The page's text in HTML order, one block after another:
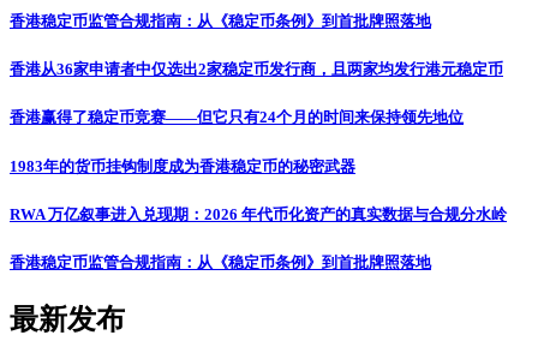
香港稳定币监管合规指南：从《稳定币条例》到首批牌照落地
香港从36家申请者中仅选出2家稳定币发行商，且两家均发行港元稳定币
香港赢得了稳定币竞赛——但它只有24个月的时间来保持领先地位
1983年的货币挂钩制度成为香港稳定币的秘密武器
RWA 万亿叙事进入兑现期：2026 年代币化资产的真实数据与合规分水岭
香港稳定币监管合规指南：从《稳定币条例》到首批牌照落地
最新发布